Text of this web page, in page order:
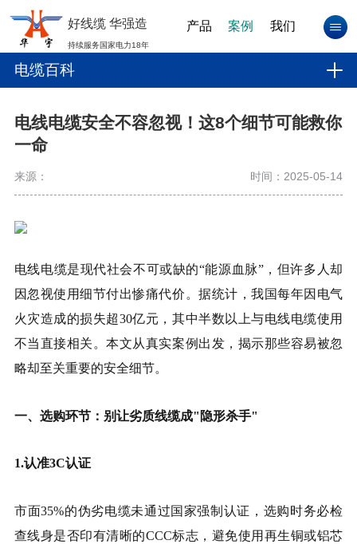
好线缆 华强造
持续服务国家电力18年
产品 案例 我们
电缆百科
电线电缆安全不容忽视！这8个细节可能救你
一命
来源： 时间：2025-05-14
电线电缆是现代社会不可或缺的“能源血脉”，但许多人却
因忽视使用细节付出惨痛代价。据统计，我国每年因电气
火灾造成的损失超30亿元，其中半数以上与电线电缆使用
不当直接相关。本文从真实案例出发，揭示那些容易被忽
略却至关重要的安全细节。
一、选购环节：别让劣质线缆成"隐形杀手"
1.认准3C认证
市面35%的伪劣电缆未通过国家强制认证，选购时务必检
查线身是否印有清晰的CCC标志，避免使用再生铜或铝芯